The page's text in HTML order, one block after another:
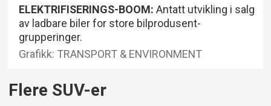
ELEKTRIFISERINGS-BOOM: Antatt utvikling i salg
av ladbare biler for store bilprodusent-
grupperinger.
Grafikk: TRANSPORT & ENVIRONMENT
Flere SUV-er